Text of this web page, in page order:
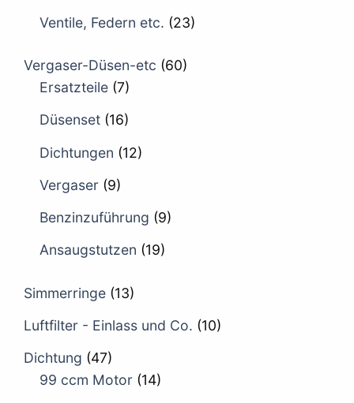
Ventile, Federn etc. (23)
Vergaser-Düsen-etc (60)
Ersatzteile (7)
Düsenset (16)
Dichtungen (12)
Vergaser (9)
Benzinzuführung (9)
Ansaugstutzen (19)
Simmerringe (13)
Luftfilter - Einlass und Co. (10)
Dichtung (47)
99 ccm Motor (14)